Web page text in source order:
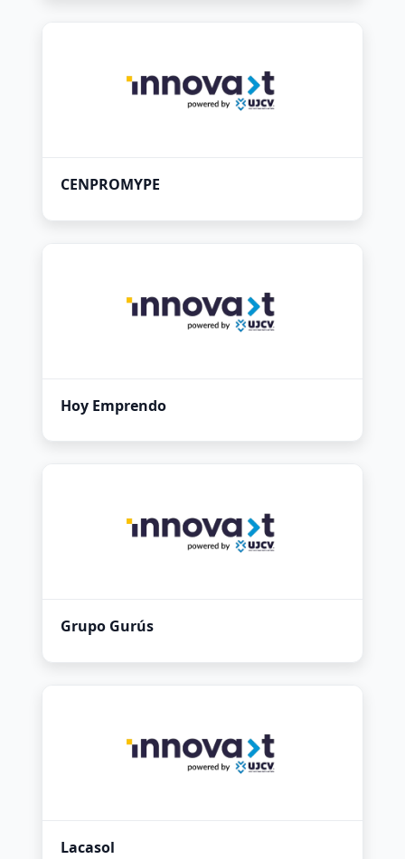
CENPROMYPE
Hoy Emprendo
Grupo Gurús
Lacasol